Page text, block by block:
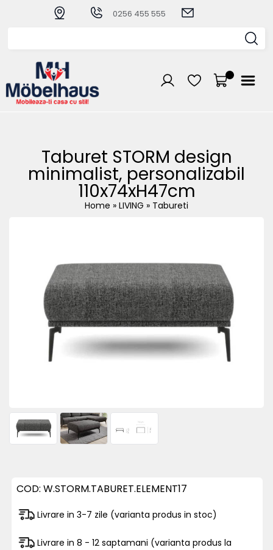
0256 455 555
Taburet STORM design
minimalist, personalizabil
110x74xH47cm
Home » LIVING » Tabureti
COD:W.STORM.TABURET.ELEMENT17
Livrare in 3-7 zile (varianta produs in stoc)
Livrare in 8 - 12 saptamani (varianta produs la